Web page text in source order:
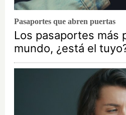
Pasaportes que abren puertas
Los pasaportes más
mundo, ¿está el